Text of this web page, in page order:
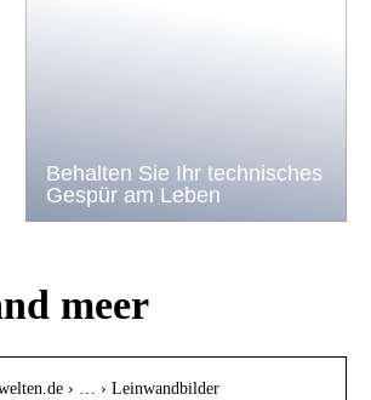
Behalten Sie Ihr technisches
Gespür am Leben
meer
› … › Leinwandbilder